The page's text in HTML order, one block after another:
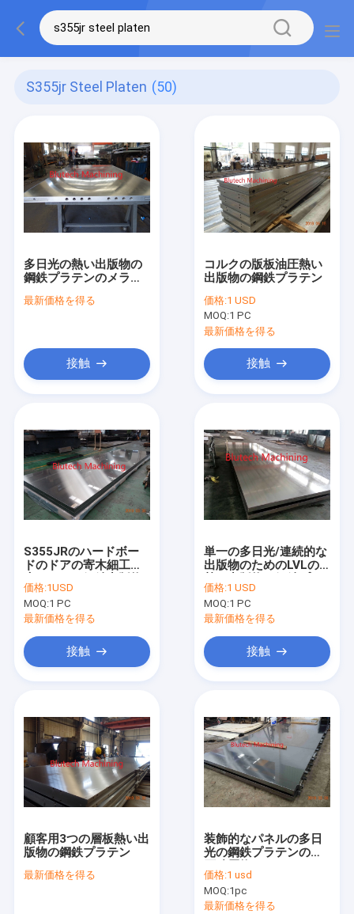
S355jr Steel Platen (50)
多日光の熱い出版物の
鋼鉄プラテンのメラミ
ムの覆うこと
最新価格を得る
接触
コルクの版板油圧熱い
出版物の鋼鉄プラテン
価格:1 USD
MOQ:1 PC
最新価格を得る
接触
S355JRのハードボー
ドのドアの寄木細工の
版
価格:1USD
MOQ:1 PC
最新価格を得る
接触
単一の多日光/連続的な
出版物のためのLVLの
テン
価格:1 USD
MOQ:1 PC
最新価格を得る
接触
顧客用3つの層板熱い出
版物の鋼鉄プラテン
最新価格を得る
装飾的なパネルの多日
光の鋼鉄プラテンの高
価格:1 usd
MOQ:1pc
最新価格を得る